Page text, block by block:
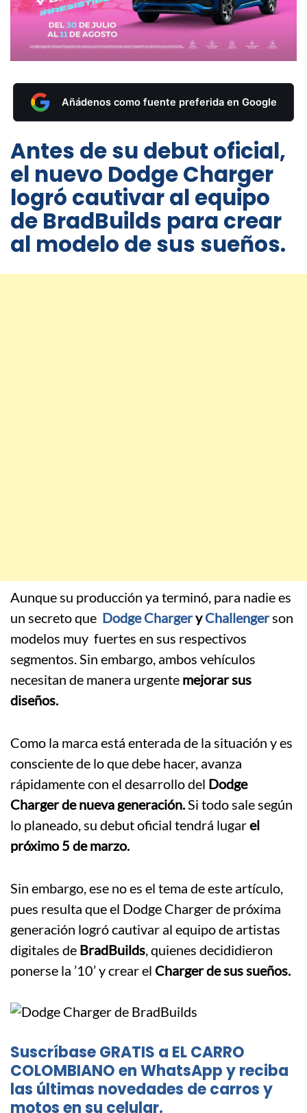
Añádenos como fuente preferida en Google
Antes de su debut oficial,
el nuevo Dodge Charger
logró cautivar al equipo
de BradBuilds para crear
al modelo de sus sueños.
Aunque su producción ya terminó, para nadie es
un secreto que Dodge ChargeryChallengerson
modelos muy fuertes en sus respectivos
segmentos. Sin embargo, ambos vehículos
necesitan de manera urgente mejorar sus
diseños.
Como la marca está enterada de la situación y es
consciente de lo que debe hacer, avanza
rápidamente con el desarrollo del Dodge
Charger de nueva generación.Si todo sale según
lo planeado, su debut oficial tendrá lugarel
próximo 5 de marzo.
Sin embargo, ese no es el tema de este artículo,
pues resulta que el Dodge Charger de próxima
generación logró cautivar al equipo de artistas
digitales de BradBuilds, quienes decididieron
ponerse la ’10’ y crear el Charger de sus sueños.
Suscríbase GRATIS a EL CARRO
COLOMBIANO en WhatsApp y reciba
las últimas novedades de carros y
motos en su celular.